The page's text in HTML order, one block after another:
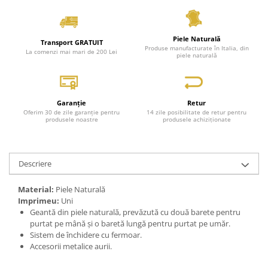
Transport GRATUIT
La comenzi mai mari de 200 Lei
Piele Naturală
Produse manufacturate în Italia, din
piele naturală
Garanție
Oferim 30 de zile garanție pentru
produsele noastre
Retur
14 zile posibilitate de retur pentru
produsele achiziționate
Descriere
Material: Piele Naturală
Imprimeu: Uni
Geantă din piele naturală, prevăzută cu două barete pentru
purtat pe mână și o baretă lungă pentru purtat pe umăr.
Sistem de închidere cu fermoar.
Accesorii metalice aurii.